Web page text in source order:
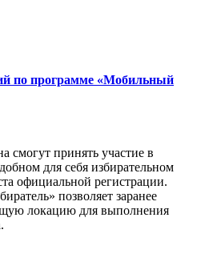
по программе «Мобильный
смогут принять участие в
для себя избирательном
официальной регистрации.
позволяет заранее
локацию для выполнения